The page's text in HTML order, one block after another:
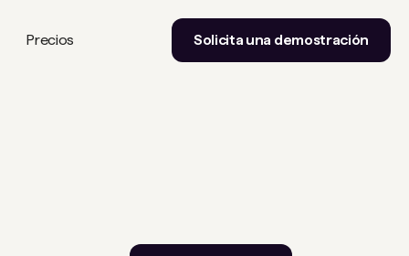
Precios Solicita una demostración